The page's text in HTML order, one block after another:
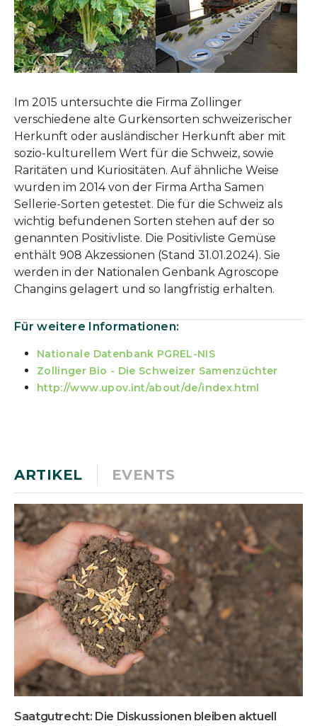
Im 2015 untersuchte die Firma Zollinger
verschiedene alte Gurkensorten schweizerischer
Herkunft oder ausländischer Herkunft aber mit
sozio-kulturellem Wert für die Schweiz, sowie
Raritäten und Kuriositäten. Auf ähnliche Weise
wurden im 2014 von der Firma Artha Samen
Sellerie-Sorten getestet. Die für die Schweiz als
wichtig befundenen Sorten stehen auf der so
genannten Positivliste. Die Positivliste Gemüse
enthält 908 Akzessionen (Stand 31.01.2024). Sie
werden in der Nationalen Genbank Agroscope
Changins gelagert und so langfristig erhalten.
Für weitere Informationen:
Nationale Datenbank PGREL-NIS
Zollinger Bio - Die Schweizer Samenzüchter
http://www.upov.int/about/de/index.html
ARTIKEL EVENTS
Saatgutrecht: Die Diskussionen bleiben aktuell